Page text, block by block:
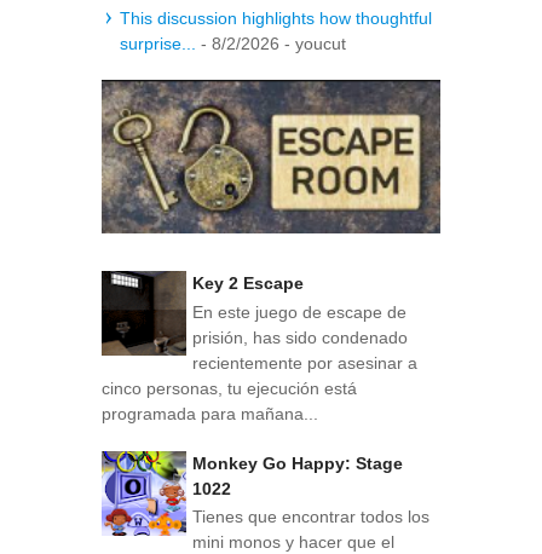
This discussion highlights how thoughtful
surprise... - 8/2/2026 - youcut
Key 2 Escape
En este juego de escape de
prisión, has sido condenado
recientemente por asesinar a
cinco personas, tu ejecución está
programada para mañana...
Monkey Go Happy: Stage
1022
Tienes que encontrar todos los
mini monos y hacer que el